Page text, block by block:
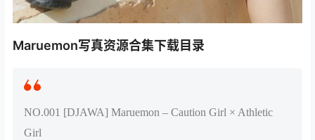
Maruemon写真资源合集下载目录
NO.001 [DJAWA] Maruemon – Caution Girl × Athletic
Girl